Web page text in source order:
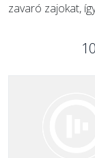
zavaró zajokat,